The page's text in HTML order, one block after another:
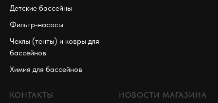
Детские бассейны
Фильтр-насосы
Чехлы (тенты) и ковры для
бассейнов
Химия для бассейнов
КОНТАКТЫ
НОВОСТИ МАГАЗИНА